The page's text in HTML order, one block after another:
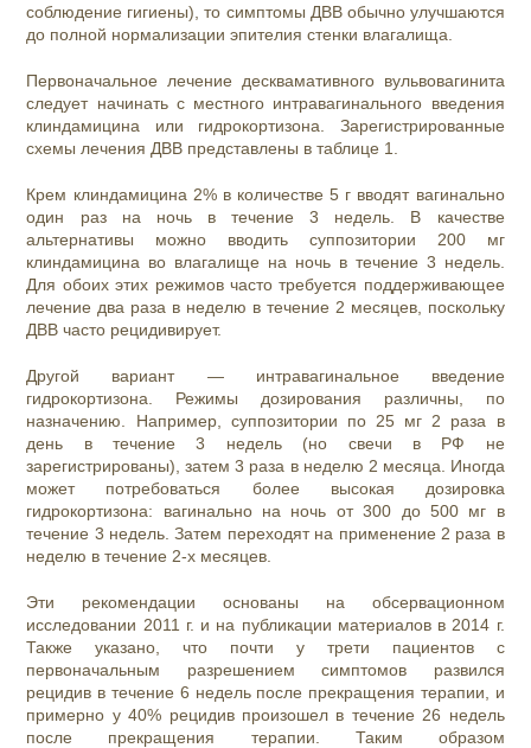
соблюдение гигиены), то симптомы ДВВ обычно улучшаются
до полной нормализации эпителия стенки влагалища.
Первоначальное лечение десквамативного вульвовагинита
следует начинать с местного интравагинального введения
клиндамицина или гидрокортизона. Зарегистрированные
схемы лечения ДВВ представлены в таблице 1.
Крем клиндамицина 2% в количестве 5 г вводят вагинально
один раз на ночь в течение 3 недель. В качестве
альтернативы можно вводить суппозитории 200 мг
клиндамицина во влагалище на ночь в течение 3 недель.
Для обоих этих режимов часто требуется поддерживающее
лечение два раза в неделю в течение 2 месяцев, поскольку
ДВВ часто рецидивирует.
Другой вариант — интравагинальное введение
гидрокортизона. Режимы дозирования различны, по
назначению. Например, суппозитории по 25 мг 2 раза в
день в течение 3 недель (но свечи в РФ не
зарегистрированы), затем 3 раза в неделю 2 месяца. Иногда
может потребоваться более высокая дозировка
гидрокортизона: вагинально на ночь от 300 до 500 мг в
течение 3 недель. Затем переходят на применение 2 раза в
неделю в течение 2-х месяцев.
Эти рекомендации основаны на обсервационном
исследовании 2011 г. и на публикации материалов в 2014 г.
Также указано, что почти у трети пациентов с
первоначальным разрешением симптомов развился
рецидив в течение 6 недель после прекращения терапии, и
примерно у 40% рецидив произошел в течение 26 недель
после прекращения терапии. Таким образом